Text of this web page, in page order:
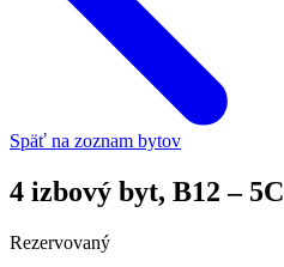
Späť na zoznam bytov
4 izbový byt, B12 – 5C
Rezervovaný